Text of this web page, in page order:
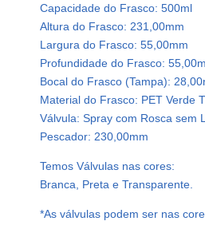
r
d
e
P
e
t
5
0
0
m
V
Capacidade do Frasco: 500ml
Altura do Frasco: 231,00mm
Largura do Frasco: 55,00mm
Profundidade do Frasco:
Bocal do Frasco (Tampa):
Material do Frasco: PET Verde
Válvula: Spray com Rosca sem
Pescador: 230,00mm
Temos Válvulas nas cores:
Branca, Preta e Transparente.
*As válvulas podem ser nas